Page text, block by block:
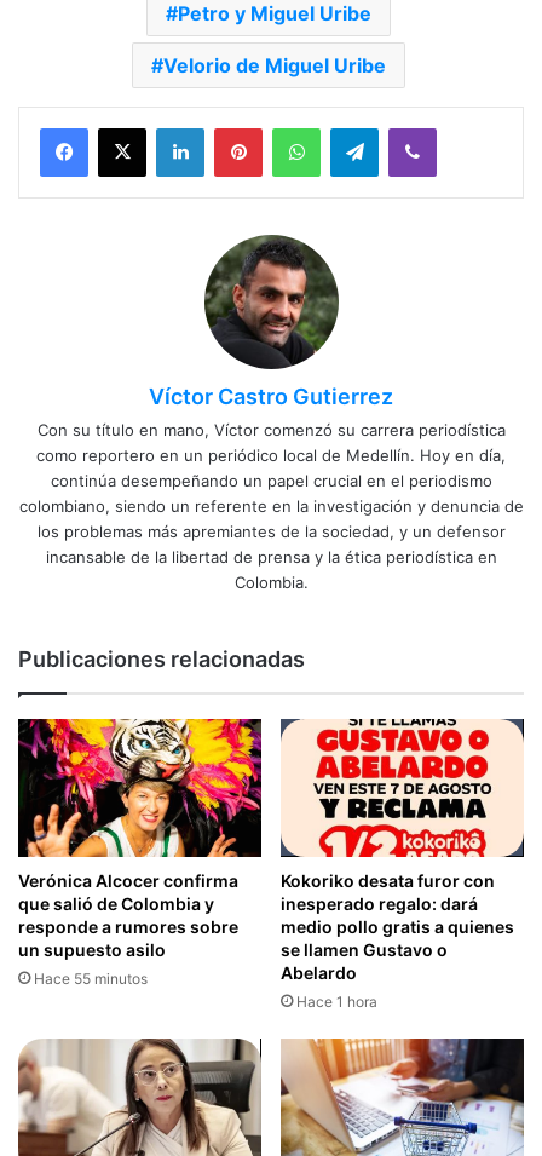
Petro y Miguel Uribe
Velorio de Miguel Uribe
Facebook
X LinkedInPinterestWhatsAppTelegramViber
Víctor Castro Gutierrez
Con su título en mano, Víctor comenzó su carrera periodística
como reportero en un periódico local de Medellín. Hoy en día,
continúa desempeñando un papel crucial en el periodismo
colombiano, siendo un referente en la investigación y denuncia de
los problemas más apremiantes de la sociedad, y un defensor
incansable de la libertad de prensa y la ética periodística en
Colombia.
Publicaciones relacionadas
Verónica Alcocer confirma
que salió de Colombia y
responde a rumores sobre
un supuesto asilo
Hace 55 minutos
Kokoriko desata furor con
inesperado regalo: dará
medio pollo gratis a quienes
se llamen Gustavo o
Abelardo
Hace 1 hora